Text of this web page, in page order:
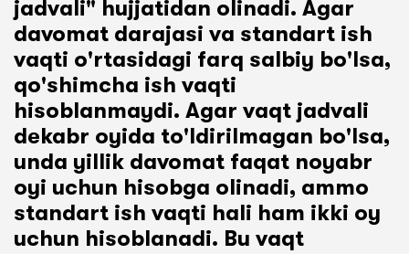
jadvali" hujjatidan olinadi. Agar
davomat darajasi va standart ish
vaqti o'rtasidagi farq salbiy bo'lsa,
qo'shimcha ish vaqti
hisoblanmaydi. Agar vaqt jadvali
dekabr oyida to'ldirilmagan bo'lsa,
unda yillik davomat faqat noyabr
oyi uchun hisobga olinadi, ammo
standart ish vaqti hali ham ikki oy
uchun hisoblanadi. Bu vaqt